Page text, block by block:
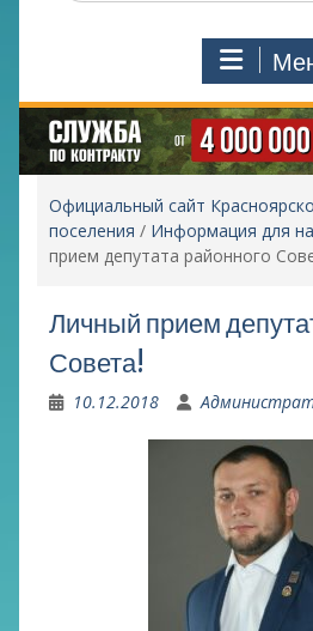
Официальный сайт
поселения / Информация для
прием депутата районного
Личный прием
Совета!
10.12.2018